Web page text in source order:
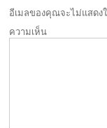
อีเมลของคุณจะไม่แสดง
ความเห็น